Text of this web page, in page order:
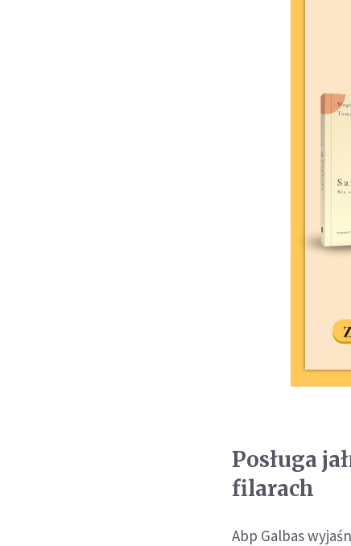
Posługa
filarach
Abp Galbas